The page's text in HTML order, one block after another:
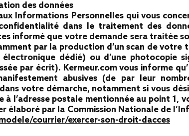
des données
Informations Personnelles qui vous
dans le traitement des
informé que votre demande sera traitée
par la production d’un scan de votre
dédié) ou d’une photocopie
par écrit). Kermeur.com vous informe
abusives (de par leur
votre démarche, notamment si vous
à l’adresse postale mentionnée au point 1,
élaboré par la Commission Nationale de
courrier/exercer-son-droit-dacces